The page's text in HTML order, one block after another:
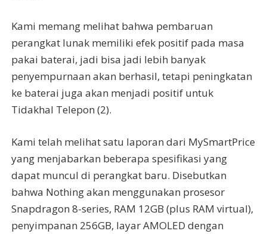
Kami memang melihat bahwa pembaruan
perangkat lunak memiliki efek positif pada masa
pakai baterai, jadi bisa jadi lebih banyak
penyempurnaan akan berhasil, tetapi peningkatan
ke baterai juga akan menjadi positif untuk
Tidakhal Telepon (2).
Kami telah melihat satu laporan dari MySmartPrice
yang menjabarkan beberapa spesifikasi yang
dapat muncul di perangkat baru. Disebutkan
bahwa Nothing akan menggunakan prosesor
Snapdragon 8-series, RAM 12GB (plus RAM virtual),
penyimpanan 256GB, layar AMOLED dengan